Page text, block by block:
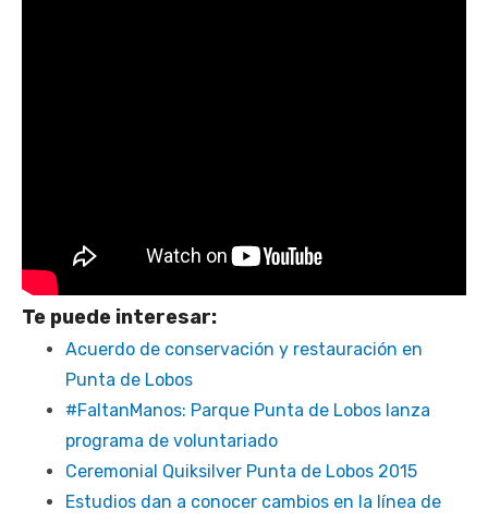
Te puede interesar:
Acuerdo de conservación y restauración en
Punta de Lobos
#FaltanManos: Parque Punta de Lobos lanza
programa de voluntariado
Ceremonial Quiksilver Punta de Lobos 2015
Estudios dan a conocer cambios en la línea de